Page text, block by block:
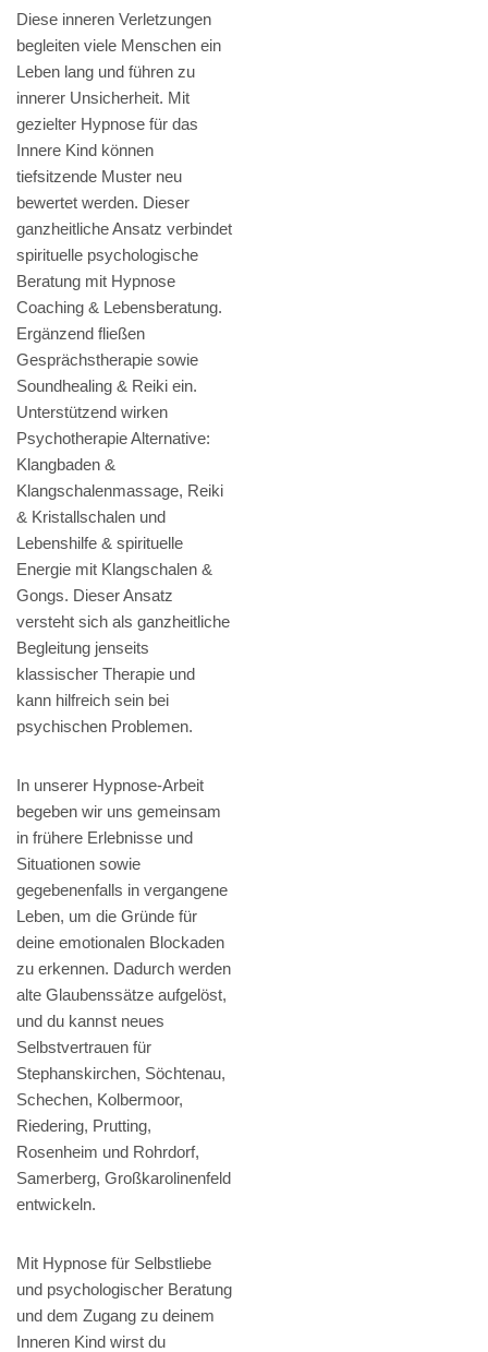
Diese inneren Verletzungen
begleiten viele Menschen ein
Leben lang und führen zu
innerer Unsicherheit. Mit
gezielter Hypnose für das
Innere Kind können
tiefsitzende Muster neu
bewertet werden. Dieser
ganzheitliche Ansatz verbindet
spirituelle psychologische
Beratung mit Hypnose
Coaching & Lebensberatung.
Ergänzend fließen
Gesprächstherapie sowie
Soundhealing & Reiki ein.
Unterstützend wirken
Psychotherapie Alternative:
Klangbaden &
Klangschalenmassage, Reiki
& Kristallschalen und
Lebenshilfe & spirituelle
Energie mit Klangschalen &
Gongs. Dieser Ansatz
versteht sich als ganzheitliche
Begleitung jenseits
klassischer Therapie und
kann hilfreich sein bei
psychischen Problemen.
In unserer Hypnose-Arbeit
begeben wir uns gemeinsam
in frühere Erlebnisse und
Situationen sowie
gegebenenfalls in vergangene
Leben, um die Gründe für
deine emotionalen Blockaden
zu erkennen. Dadurch werden
alte Glaubenssätze aufgelöst,
und du kannst neues
Selbstvertrauen für
Stephanskirchen, Söchtenau,
Schechen, Kolbermoor,
Riedering, Prutting,
Rosenheim und Rohrdorf,
Samerberg, Großkarolinenfeld
entwickeln.
Mit Hypnose für Selbstliebe
und psychologischer Beratung
und dem Zugang zu deinem
Inneren Kind wirst du